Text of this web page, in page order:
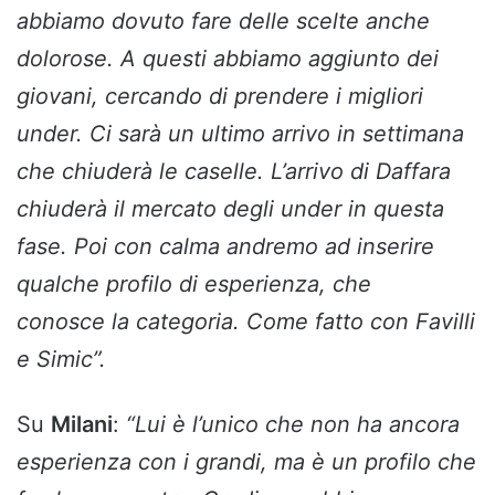
abbiamo dovuto fare delle scelte anche
dolorose. A questi abbiamo aggiunto dei
giovani, cercando di prendere i migliori
under. Ci sarà un ultimo arrivo in settimana
che chiuderà le caselle. L’arrivo di Daffara
chiuderà il mercato degli under in questa
fase. Poi con calma andremo ad inserire
qualche profilo di esperienza, che
conosce la categoria. Come fatto con Favilli
e Simic”.
Su Milani: “Lui è l’unico che non ha ancora
esperienza con i grandi, ma è un profilo che